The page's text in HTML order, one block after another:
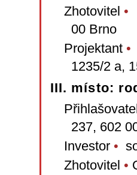
Zhotovitel •
00 Brno
Projektant •
1235/2 a,
III. místo:
237, 602
Investor •
Zhotovitel •